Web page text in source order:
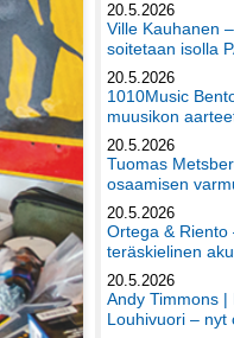
20.5.2026
Ville Kauhanen
soitetaan isolla
20.5.2026
1010Music
muusikon
20.5.2026
Tuomas
osaamisen
20.5.2026
Ortega & Riento
teräskielinen
20.5.2026
Andy Timmons
Louhivuori – nyt